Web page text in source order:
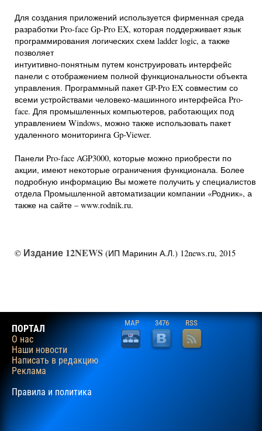
Для создания приложений используется фирменная среда
разработки Pro-face Gp-Pro EX, которая поддерживает язык
программирования логических схем ladder logic, а также
позволяет
интуитивно-понятным путем конструировать интерфейс
панели с отображением полной функциональности объекта
управления. Программный пакет GP-Pro EX совместим со
всеми устройствами человеко-машинного интерфейса Pro-
face. Для промышленных компьютеров, работающих под
управлением Windows, можно также использовать пакет
удаленного мониторинга Gp-Viewer.
Панели Pro-face AGP3000, которые можно приобрести по
акции, имеют некоторые ограничения функционала. Более
подробную информацию Вы можете получить у специалистов
отдела Промышленной автоматизации компании «Родник», а
также на сайте – www.rodnik.ru.
© Издание 12NEWS (ИП Маринин А.Л.) 12news.ru, 2015
ПОРТАЛ
О нас
Наши новости
Написать в редакцию
Реклама
Правила и политика
MAP 3476 RSS